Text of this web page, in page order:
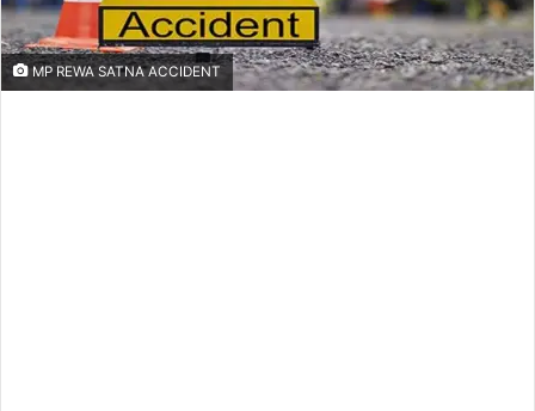
MP REWA SATNA ACCIDENT